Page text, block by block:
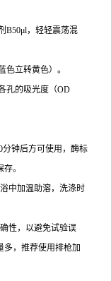
B50μl，轻轻震荡混
色立转黄色）。
孔的吸光度（OD
分钟后方可使用，酶标
。
中加温助溶，洗涤时
性，以避免试验误
多，推荐使用排枪加